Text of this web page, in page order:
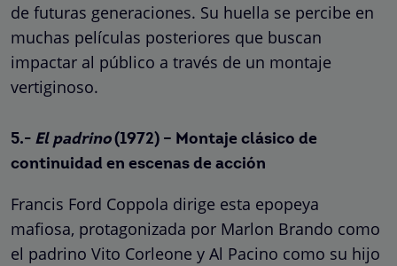
de futuras generaciones. Su huella se percibe en
muchas películas posteriores que buscan
impactar al público a través de un montaje
vertiginoso.
5.- El padrino(1972) – Montaje clásico de
continuidad en escenas de acción
Francis Ford Coppola dirige esta epopeya
mafiosa, protagonizada por Marlon Brando como
el padrino Vito Corleone y Al Pacino como su hijo